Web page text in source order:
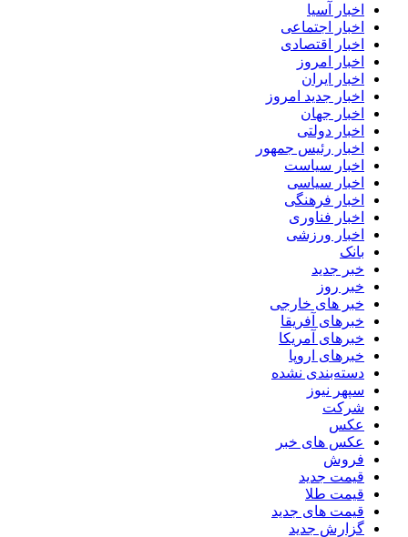
اخبار آسیا
اخبار اجتماعی
اخبار اقتصادی
اخبار امروز
اخبار ایران
اخبار جدید امروز
اخبار جهان
اخبار دولتی
اخبار رئیس جمهور
اخبار سیاست
اخبار سیاسی
اخبار فرهنگی
اخبار فناوری
اخبار ورزشی
بانک
خبر جدید
خبر روز
خبر های خارجی
خبرهای آفریقا
خبرهای آمریکا
خبرهای اروپا
دسته‌بندی نشده
سپهر نیوز
شرکت
عکس
عکس های خبر
فروش
قیمت جدید
قیمت طلا
قیمت های جدید
گزارش جدید